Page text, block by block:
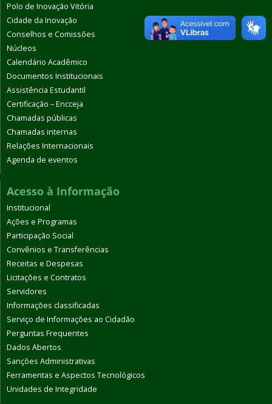
Polo de Inovação Vitória
Cidade da Inovação
Conselhos e Comissões
Núcleos
Calendário Acadêmico
Documentos Institucionais
Assistência Estudantil
Certificação – Encceja
Chamadas públicas
Chamadas internas
Relações Internacionais
Agenda de eventos
Acesso à Informação
Institucional
Ações e Programas
Participação Social
Convênios e Transferências
Receitas e Despesas
Licitações e Contratos
Servidores
Informações classificadas
Serviço de Informações ao Cidadão
Perguntas Frequentes
Dados Abertos
Sanções Administrativas
Ferramentas e Aspectos Tecnológicos
Unidades de Integridade